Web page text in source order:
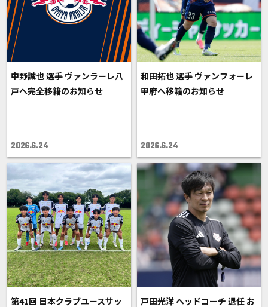
中野誠也 選手 ヴァンラーレ八
戸へ完全移籍のお知らせ
2026.6.24
和田拓也 選手 ヴァンフォーレ
甲府へ移籍のお知らせ
2026.6.24
第41回 日本クラブユースサッ 戸田光洋 ヘッドコーチ 退任 お